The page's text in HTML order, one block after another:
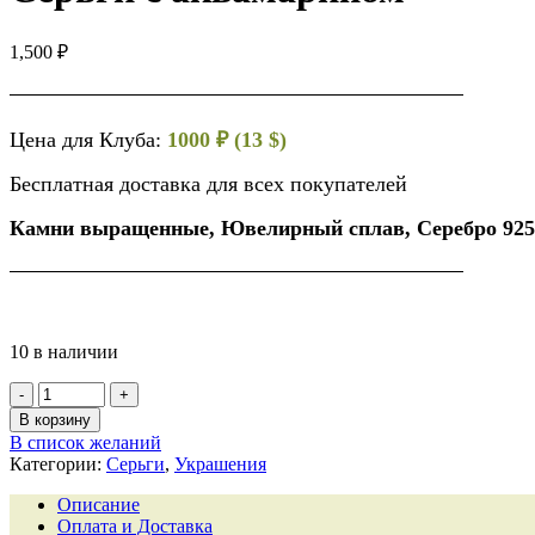
1,500 ₽
Цена для Клуба: 1000 ₽ (13 $)
Бесплатная доставка для всех покупателей
Камни выращенные, Ювелирный сплав, Серебро 925
10 в наличии
В корзину
В список желаний
Категории: Серьги, Украшения
Описание
Оплата и Доставка